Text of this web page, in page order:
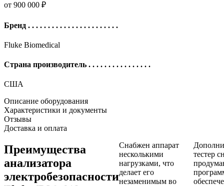
от 900 000 ₽
Бренд . . . . . . . . . . . . . . . . . . . . . . .
Fluke Biomedical
Страна производитель . . . . . . . . . . . . . . . .
США
Описание оборудования
Характеристики и документы
Отзывы
Доставка и оплата
Преимущества
анализатора
электробезопасности
Снабжен аппарат
несколькими
нагрузками, что
делает его
незаменимым во
тестер